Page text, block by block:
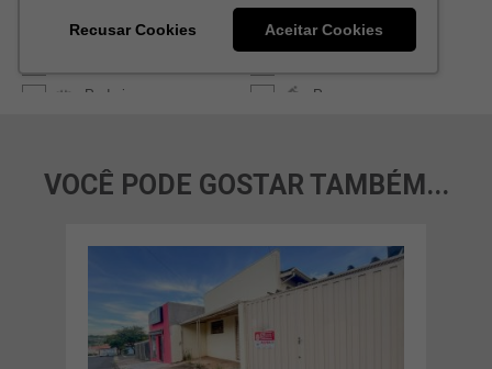
VOCÊ PODE GOSTAR TAMBÉM...